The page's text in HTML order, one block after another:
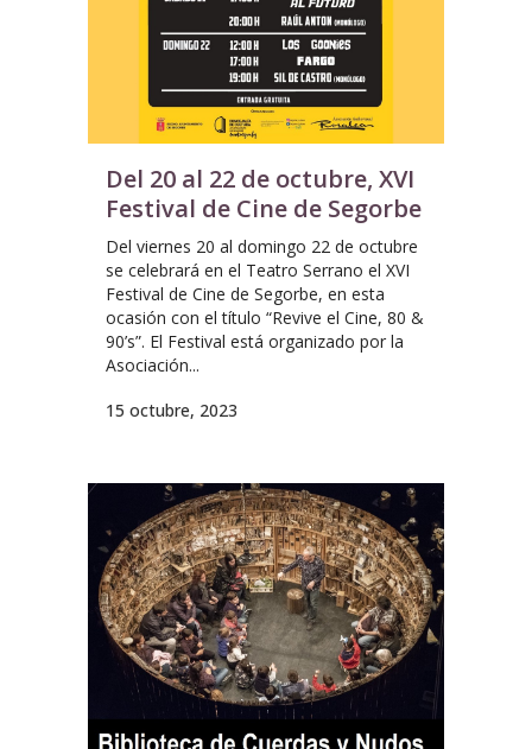
Del 20 al 22 de octubre, XVI
Festival de Cine de Segorbe
Del viernes 20 al domingo 22 de octubre
se celebrará en el Teatro Serrano el XVI
Festival de Cine de Segorbe, en esta
ocasión con el título “Revive el Cine, 80 &
90’s”. El Festival está organizado por la
Asociación...
15 octubre, 2023